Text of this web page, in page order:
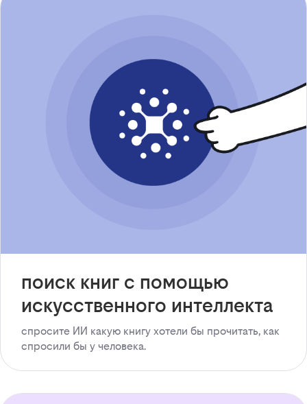
поиск книг с помощью
искусственного интеллекта
спросите ИИ какую книгу хотели бы прочитать, как
спросили бы у человека.